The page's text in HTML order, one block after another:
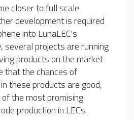
closer to full scale
development is required
into LunaLEC's
several projects are running
products on the market
that the chances of
these products are good,
the most promising
production in LECs.